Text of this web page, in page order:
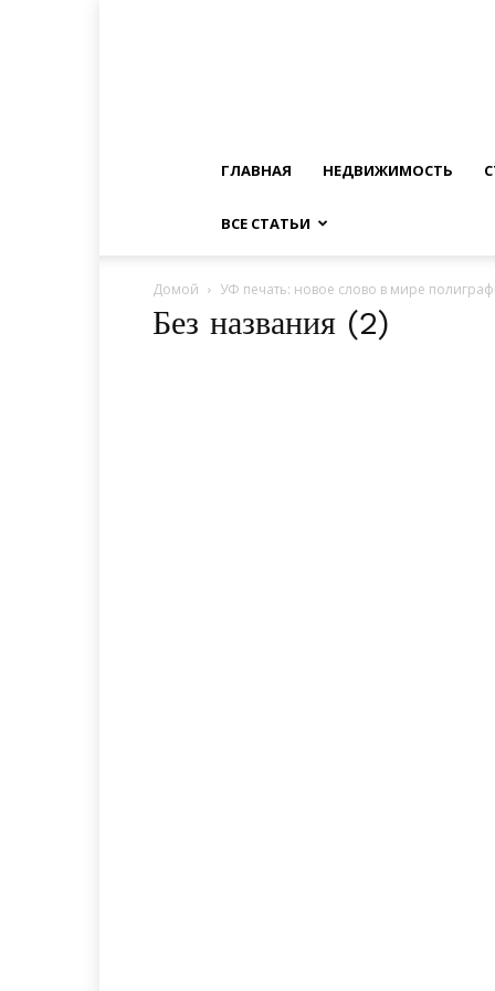
ГЛАВНАЯ НЕДВИЖИМОСТЬ
ВСЕ СТАТЬИ
Домой УФ печать: новое слово в мире
Без названия (2)